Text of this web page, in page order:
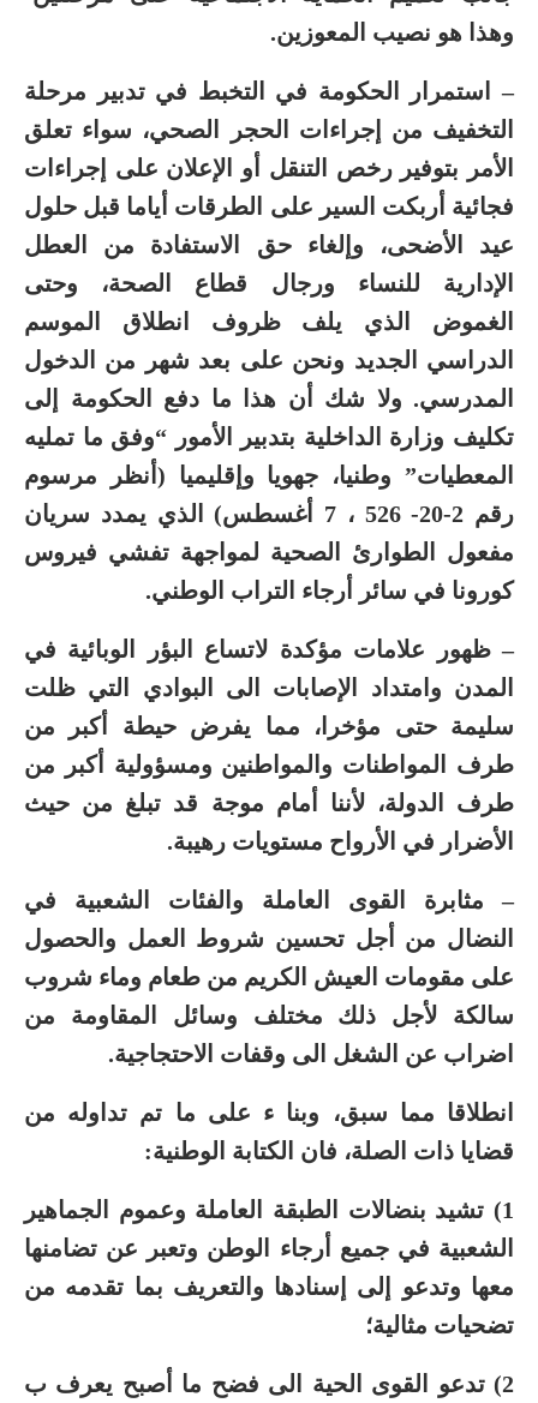
وهذا هو نصيب المعوزين.
– استمرار الحكومة في التخبط في تدبير مرحلة
التخفيف من إجراءات الحجر الصحي، سواء تعلق
الأمر بتوفير رخص التنقل أو الإعلان على إجراءات
فجائية أربكت السير على الطرقات أياما قبل حلول
عيد الأضحى، وإلغاء حق الاستفادة من العطل
الإدارية للنساء ورجال قطاع الصحة، وحتى
الغموض الذي يلف ظروف انطلاق الموسم
الدراسي الجديد ونحن على بعد شهر من الدخول
المدرسي. ولا شك أن هذا ما دفع الحكومة إلى
تكليف وزارة الداخلية بتدبير الأمور “وفق ما تمليه
المعطيات” وطنيا، جهويا وإقليميا (أنظر مرسوم
رقم 2-20- 526 ، 7 أغسطس) الذي يمدد سريان
مفعول الطوارئ الصحية لمواجهة تفشي فيروس
كورونا في سائر أرجاء التراب الوطني.
– ظهور علامات مؤكدة لاتساع البؤر الوبائية في
المدن وامتداد الإصابات الى البوادي التي ظلت
سليمة حتى مؤخرا، مما يفرض حيطة أكبر من
طرف المواطنات والمواطنين ومسؤولية أكبر من
طرف الدولة، لأننا أمام موجة قد تبلغ من حيث
الأضرار في الأرواح مستويات رهيبة.
– مثابرة القوى العاملة والفئات الشعبية في
النضال من أجل تحسين شروط العمل والحصول
على مقومات العيش الكريم من طعام وماء شروب
سالكة لأجل ذلك مختلف وسائل المقاومة من
اضراب عن الشغل الى وقفات الاحتجاجية.
انطلاقا مما سبق، وبنا ء على ما تم تداوله من
قضايا ذات الصلة، فان الكتابة الوطنية:
1) تشيد بنضالات الطبقة العاملة وعموم الجماهير
الشعبية في جميع أرجاء الوطن وتعبر عن تضامنها
معها وتدعو إلى إسنادها والتعريف بما تقدمه من
تضحيات مثالية؛
2) تدعو القوى الحية الى فضح ما أصبح يعرف ب